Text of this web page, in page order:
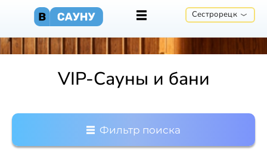
Сестрорецк
VIP-Сауны и бани
Фильтр поиска